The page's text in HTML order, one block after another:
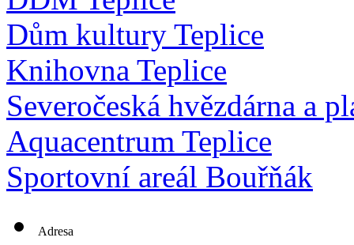
Dům kultury Teplice
Knihovna Teplice
Severočeská hvězdárna a
Aquacentrum Teplice
Sportovní areál Bouřňák
Adresa